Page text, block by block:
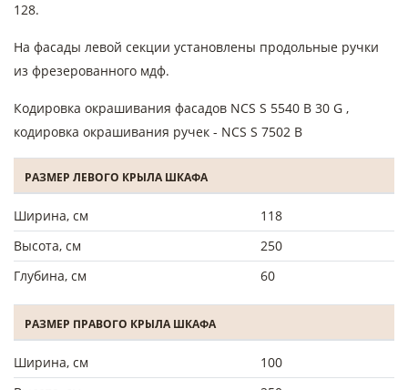
128.
На фасады левой секции установлены продольные ручки
из фрезерованного мдф.
Кодировка окрашивания фасадов NCS S 5540 B 30 G ,
кодировка окрашивания ручек - NCS S 7502 B
РАЗМЕР ЛЕВОГО КРЫЛА ШКАФА
Ширина, см
118
Высота, см
250
Глубина, см
60
РАЗМЕР ПРАВОГО КРЫЛА ШКАФА
Ширина, см
100